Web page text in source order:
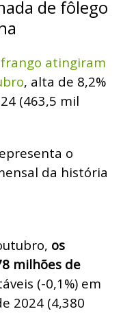
de fôlego
atingiram
, alta de 8,2%
(463,5 mil
o
da história
os
milhões de
(-0,1%) em
2024 (4,380